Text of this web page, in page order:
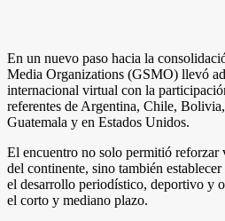
En un nuevo paso hacia la
Media Organizations (GSMO) llevó
internacional virtual con la
referentes de Argentina, Chile,
Guatemala y en Estados Unidos.
El encuentro no solo permitió reforzar
del continente, sino también
el desarrollo periodístico, deportivo y
el corto y mediano plazo.